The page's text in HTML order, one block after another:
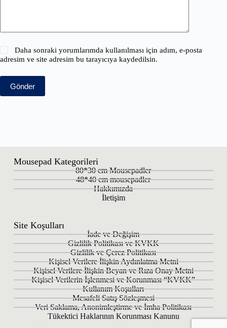
Daha sonraki yorumlarımda kullanılması için adım, e-posta
adresim ve site adresim bu tarayıcıya kaydedilsin.
Gönder
Mousepad Kategorileri
80*30 cm Mousepadler
48*40 cm mousepadler
Hakkımızda
İletişim
Site Koşulları
İade ve Değişim
Gizlilik Politikası ve KVKK
Gizlilik ve Çerez Politikası
Kişisel Verilere İlişkin Aydınlatma Metni
Kişisel Verilere İlişkin Beyan ve Rıza Onay Metni
Kişisel Verilerin İşlenmesi ve Korunması “KVKK”
Kullanım Koşulları
Mesafeli Satış Sözleşmesi
Veri Saklama, Anonimleştirme ve İmha Politikası
Tükektici Haklarının Korunması Kanunu